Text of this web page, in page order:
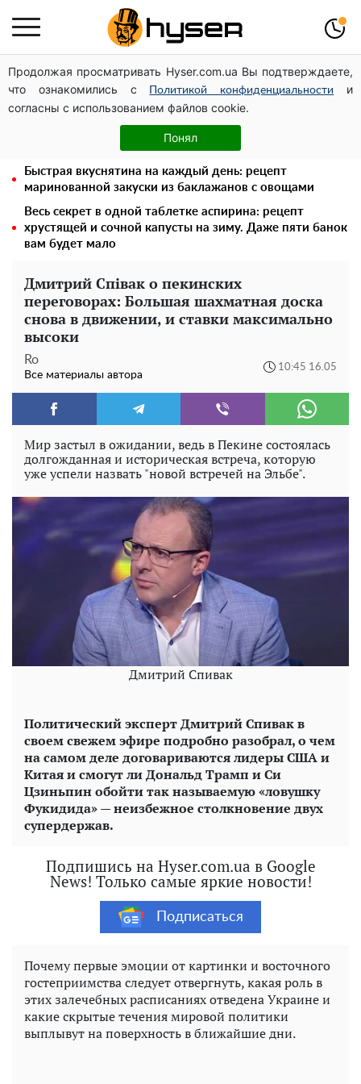
Продолжая просматривать Hyser.com.ua Вы подтверждаете,
что ознакомились с
Политикой конфиденциальности
и
согласны с использованием файлов cookie.
Понял
Дроны с наценкой: Александр Конотопский вывел
миллионы оборонного бюджета через фиктивную
фирму в Эстонии
Голая Елена Тополя в интересных позах заставила
отвисать челюсти: слив видео – было только началом
Быстрая вкуснятина на каждый день: рецепт
маринованной закуски из баклажанов с овощами
Весь секрет в одной таблетке аспирина: рецепт
хрустящей и сочной капусты на зиму. Даже пяти банок
вам будет мало
Дмитрий Співак о пекинских
переговорах: Большая шахматная доска
снова в движении, и ставки максимально
высоки
Ro
Все материалы автора
10:45 16.05
Мир застыл в ожидании, ведь в Пекине состоялась
долгожданная и историческая встреча, которую
уже успели назвать "новой встречей на Эльбе".
Дмитрий Спивак
Политический эксперт Дмитрий Спивак в
своем свежем эфире подробно разобрал, о чем
на самом деле договариваются лидеры США и
Китая и смогут ли Дональд Трамп и Си
Цзиньпин обойти так называемую «ловушку
Фукидида» — неизбежное столкновение двух
супердержав.
Подпишись на Hyser.com.ua в Google
News! Только самые яркие новости!
Подписаться
Почему первые эмоции от картинки и восточного
гостеприимства следует отвергнуть, какая роль в
этих залечебных расписаниях отведена Украине и
какие скрытые течения мировой политики
выплывут на поверхность в ближайшие дни.